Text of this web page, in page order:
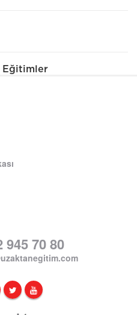
Eğitimler
945 70 80